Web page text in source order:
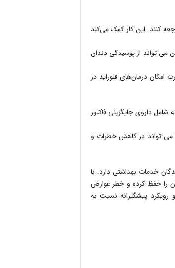
کنند. این کار کمک می‌کند
می تواند از پوسیدگی دندان
امکان درمان‌های فلوراید در
داروی جایگزینی فاکتور
می تواند در کاهش خطرات و
خدمات بهداشتی دارد. با
را حفظ کرده و خطر عوارض
پیشگیرانه نسبت به